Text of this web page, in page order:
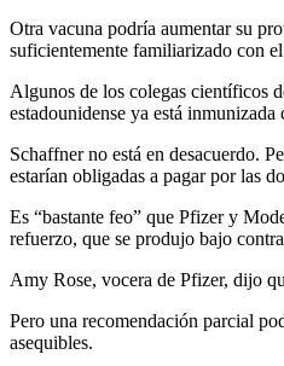
Otra vacuna podría aumentar su
suficientemente familiarizado con
Algunos de los colegas científicos
estadounidense ya está
Schaffner no está en desacuerdo.
estarían obligadas a pagar por las
Es “bastante feo” que Pfizer y
refuerzo, que se produjo bajo
Amy Rose, vocera de Pfizer, dijo
Pero una recomendación parcial
asequibles.